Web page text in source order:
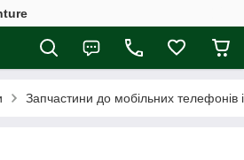
Запчастини до мобільних телефонів